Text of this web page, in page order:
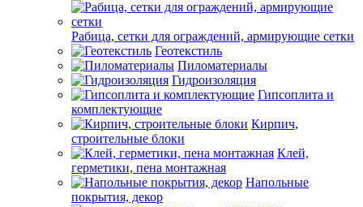
Рабица, сетки для ограждений, армирующие сетки
Геотекстиль
Пиломатериалы
Гидроизоляция
Гипсоплита и
комплектующие
Кирпич,
строительные блоки
Клей,
герметики, пена монтажная
Напольные
покрытия, декор